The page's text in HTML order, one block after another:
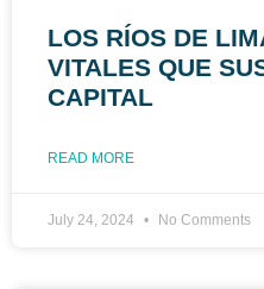
LOS RÍOS DE
VITALES QUE
CAPITAL
READ MORE
July 24, 2024 No Comments